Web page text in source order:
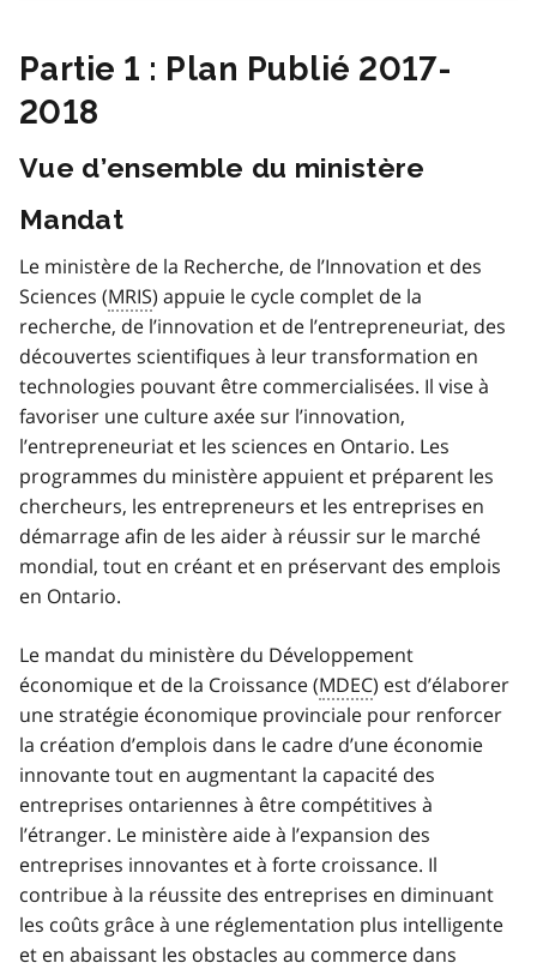
Partie 1 : Plan Publié 2017-
2018
Vue d’ensemble du ministère
Mandat
Le ministère de la Recherche, de l’Innovation et des
Sciences (MRIS) appuie le cycle complet de la
recherche, de l’innovation et de l’entrepreneuriat, des
découvertes scientifiques à leur transformation en
technologies pouvant être commercialisées. Il vise à
favoriser une culture axée sur l’innovation,
l’entrepreneuriat et les sciences en Ontario. Les
programmes du ministère appuient et préparent les
chercheurs, les entrepreneurs et les entreprises en
démarrage afin de les aider à réussir sur le marché
mondial, tout en créant et en préservant des emplois
en Ontario.
Le mandat du ministère du Développement
économique et de la Croissance (MDEC) est d’élaborer
une stratégie économique provinciale pour renforcer
la création d’emplois dans le cadre d’une économie
innovante tout en augmentant la capacité des
entreprises ontariennes à être compétitives à
l’étranger. Le ministère aide à l’expansion des
entreprises innovantes et à forte croissance. Il
contribue à la réussite des entreprises en diminuant
les coûts grâce à une réglementation plus intelligente
et en abaissant les obstacles au commerce dans